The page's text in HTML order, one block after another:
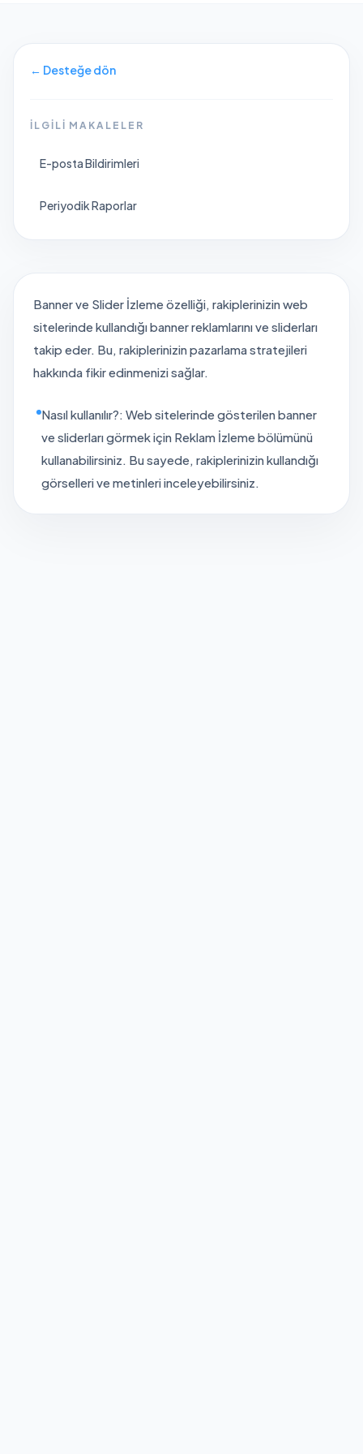
← Desteğe dön
İLGILI MAKALELER
E-posta Bildirimleri
Periyodik Raporlar
Banner ve Slider İzleme özelliği, rakiplerinizin web
sitelerinde kullandığı banner reklamlarını ve sliderları
takip eder. Bu, rakiplerinizin pazarlama stratejileri
hakkında fikir edinmenizi sağlar.
Nasıl kullanılır?: Web sitelerinde gösterilen banner
ve sliderları görmek için Reklam İzleme bölümünü
kullanabilirsiniz. Bu sayede, rakiplerinizin kullandığı
görselleri ve metinleri inceleyebilirsiniz.